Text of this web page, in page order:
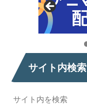
サイト内検索